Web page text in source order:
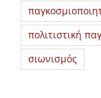
πολιτιστική
σιωνισμός